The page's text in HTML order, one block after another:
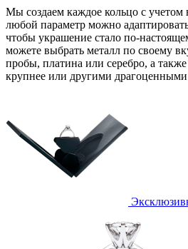
Мы создаем каждое кольцо с
любой параметр можно
чтобы украшение стало по-
можете выбрать металл по своему
пробы, платина или серебро, а
крупнее или другими